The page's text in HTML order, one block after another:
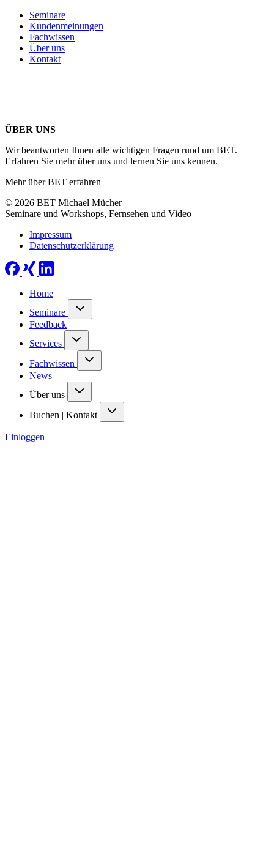
Seminare
Kundenmeinungen
Fachwissen
Über uns
Kontakt
ÜBER UNS
Wir beantworten Ihnen alle wichtigen Fragen rund um BET.
Erfahren Sie mehr über uns und lernen Sie uns kennen.
Mehr über BET erfahren
© 2026 BET Michael Mücher
Seminare und Workshops, Fernsehen und Video
Impressum
Datenschutzerklärung
Home
Seminare
Feedback
Services
Fachwissen
News
Über uns
Buchen | Kontakt
Einloggen